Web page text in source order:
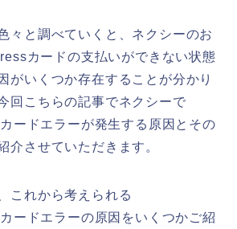
々と調べていくと、ネクシーのお
カードの支払いができない状態
がいくつか存在することが分かり
回こちらの記事でネクシーで
ードエラーが発生する原因とその
介させていただきます。
これから考えられる
ードエラーの原因をいくつかご紹